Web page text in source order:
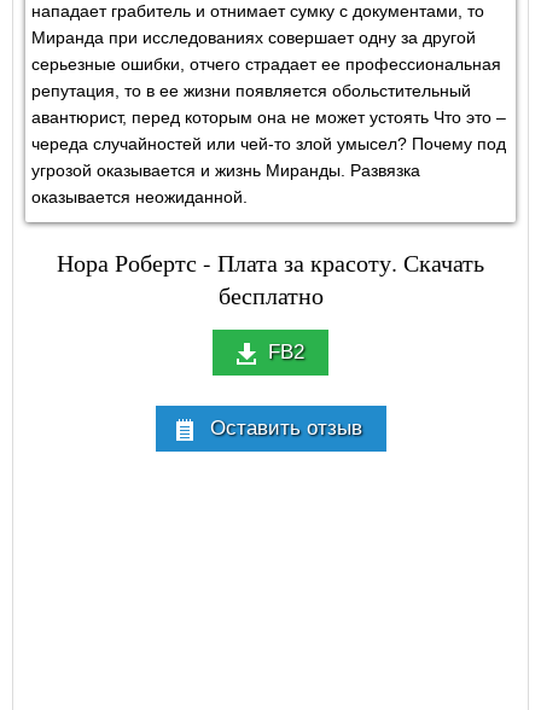
нападает грабитель и отнимает сумку с документами, то
Миранда при исследованиях совершает одну за другой
серьезные ошибки, отчего страдает ее профессиональная
репутация, то в ее жизни появляется обольстительный
авантюрист, перед которым она не может устоять Что это –
череда случайностей или чей-то злой умысел? Почему под
угрозой оказывается и жизнь Миранды. Развязка
оказывается неожиданной.
Нора Робертс - Плата за красоту. Скачать
бесплатно
FB2
Оставить отзыв